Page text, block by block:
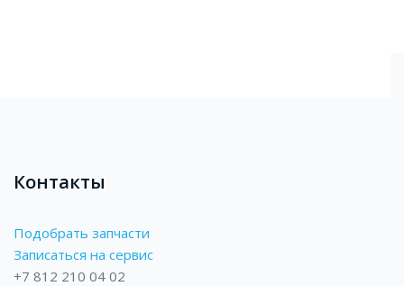
Контакты
Подобрать запчасти
Записаться на сервис
+7 812 210 04 02